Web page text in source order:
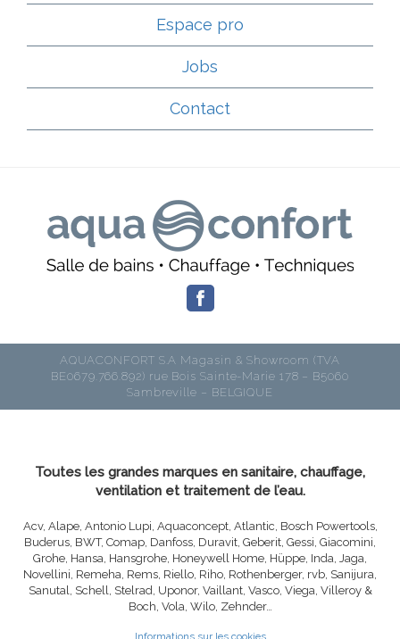
Espace pro
Jobs
Contact
AQUACONFORT S.A Magasin & Showroom (TVA
BE0679.766.892) rue Bois Sainte-Marie 178 – B5060
Sambreville – BELGIQUE
Toutes les grandes marques en sanitaire, chauffage,
ventilation et traitement de l’eau.
Acv, Alape, Antonio Lupi, Aquaconcept, Atlantic, Bosch Powertools,
Buderus, BWT, Comap, Danfoss, Duravit, Geberit, Gessi, Giacomini,
Grohe, Hansa, Hansgrohe, Honeywell Home, Hüppe, Inda, Jaga,
Novellini, Remeha, Rems, Riello, Riho, Rothenberger, rvb, Sanijura,
Sanutal, Schell, Stelrad, Uponor, Vaillant, Vasco, Viega, Villeroy &
Boch, Vola, Wilo, Zehnder…